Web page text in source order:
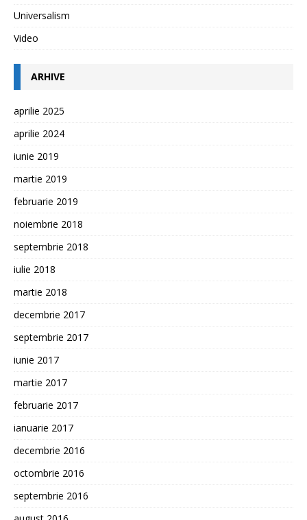
Universalism
Video
ARHIVE
aprilie 2025
aprilie 2024
iunie 2019
martie 2019
februarie 2019
noiembrie 2018
septembrie 2018
iulie 2018
martie 2018
decembrie 2017
septembrie 2017
iunie 2017
martie 2017
februarie 2017
ianuarie 2017
decembrie 2016
octombrie 2016
septembrie 2016